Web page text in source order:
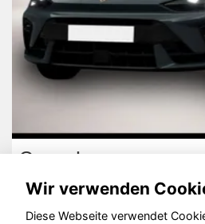
Skoda Kodiaq
Wir verwenden
Diese Webseite verwendet